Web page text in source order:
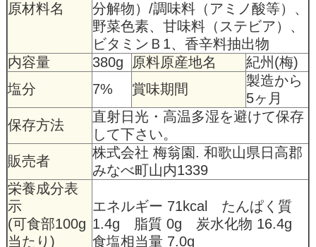
原材料名
分解物）/調味料（アミノ酸等）、
野菜色素、甘味料（ステビア）、
ビタミンＢ1、香辛料抽出物
内容量
380g 原料原産地名
紀州(梅)
塩分
7% 賞味期間
製造から
5ヶ月
保存方法
直射日光・高温多湿を避けて保存
して下さい。
販売者
株式会社 梅翁園. 和歌山県日高郡
みなべ町山内1339
栄養成分表
示
(可食部100g
当たり)
エネルギー 71kcal たんぱく質
1.4g 脂質 0g 炭水化物 16.4g
食塩相当量 7.0g